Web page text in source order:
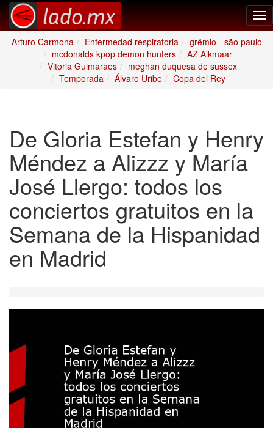
Arturo Carmona
Enfermedad respiratoria
grêmio - são paulo
mcdonalds kpop demon hunters
AZ Alkmaar
Vitoria Guimaraes
meghan duquesa de sussex
Temporada
Álvaro Uribe Copa del Rey
De Gloria Estefan y Henry
Méndez a Alizzz y María
José Llergo: todos los
conciertos gratuitos en la
Semana de la Hispanidad
en Madrid